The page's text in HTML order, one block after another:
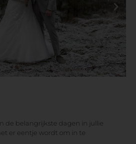
de belangrijkste dagen in jullie
er eentje wordt om in te